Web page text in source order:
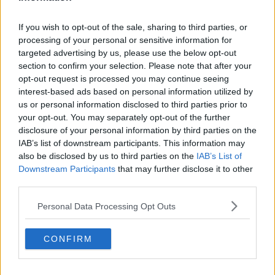
If you wish to opt-out of the sale, sharing to third parties, or
processing of your personal or sensitive information for
targeted advertising by us, please use the below opt-out
section to confirm your selection. Please note that after your
opt-out request is processed you may continue seeing
interest-based ads based on personal information utilized by
us or personal information disclosed to third parties prior to
your opt-out. You may separately opt-out of the further
disclosure of your personal information by third parties on the
IAB’s list of downstream participants. This information may
also be disclosed by us to third parties on the IAB’s List of
Downstream Participants that may further disclose it to other
Personal Data Processing Opt Outs
CONFIRM
carousel gratuita. Alle 10.30 inizierà un confronto su ambiente ed
Estra; Marco Sacchetti, assessore ambiente Comune Arezzo;
Katiuscia Eroe, responsabile energia e clima Legambiente
Nazionale; Marco Carletti, responsabile PAES Comune di Arezzo;
Giovanni Cardinali, presidente Fiab e gli studenti dell'istituto tecnico
Galilei. L'incontro sarà moderata da Chiara Signorini, presidente
Legambiente. Un confronto finalizzato ad evidenziare le azioni
avviate nel comune di Arezzo e le prioritò delle associazioni e dei
cittadini in tema di ambiente ed energia.
Piazza San Jacoposarà la grande cucina del Festival in
Confcommercio Arezzo e nel pomeriggio gli show cooking di
operatori aretini. Alle 17 Francesco Stilo del ristorante Le Chiavi
d’Oro con “La vita è bella... quando si mangia bene
Scoscini del Ristorante Luca e Anna con “